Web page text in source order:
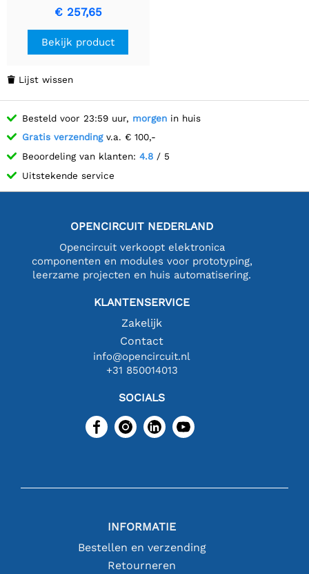
100Hz | 4ms | Ultrawide
Monitor | Zwart
€ 257,65
Bekijk product
 Lijst wissen
Besteld voor 23:59 uur, morgen in huis
Gratis verzendingv.a. € 100,-
Beoordeling van klanten: 4.8 / 5
Uitstekende service
OPENCIRCUIT NEDERLAND
Opencircuit verkoopt elektronica
componenten en modules voor prototyping,
leerzame projecten en huis automatisering.
KLANTENSERVICE
Zakelijk
Contact
info@opencircuit.nl
+31 850014013
SOCIALS
INFORMATIE
Bestellen en verzending
Retourneren